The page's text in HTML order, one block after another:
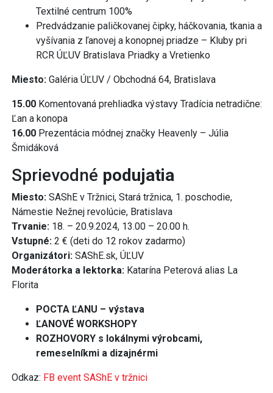
Textilné centrum 100%
Predvádzanie paličkovanej čipky, háčkovania, tkania a
vyšívania z ľanovej a konopnej priadze – Kluby pri
RCR ÚĽUV Bratislava Priadky a Vretienko
Miesto: Galéria ÚĽUV / Obchodná 64, Bratislava
15.00 Komentovaná prehliadka výstavy Tradícia netradične:
Ľan a konopa
16.00 Prezentácia módnej značky Heavenly – Júlia
Šmidáková
Sprievodné podujatia
Miesto: SAShE v Tržnici, Stará tržnica, 1. poschodie,
Námestie Nežnej revolúcie, Bratislava
Trvanie: 18. – 20.9.2024, 13.00 – 20.00 h.
Vstupné: 2 € (deti do 12 rokov zadarmo)
Organizátori: SAShE.sk, ÚĽUV
Moderátorka a lektorka: Katarína Peterová alias La
Florita
POCTA ĽANU – výstava
ĽANOVÉ WORKSHOPY
ROZHOVORY s lokálnymi výrobcami,
remeselníkmi a dizajnérmi
Odkaz: FB event SAShE v tržnici